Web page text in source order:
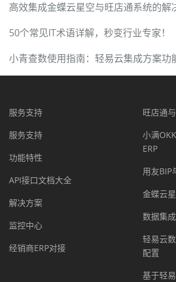
高效集成金蝶云星空与旺店通系统的解
50个常见IT术语详解，秒变行业专家！
小青查数使用指南：轻易云集成方案功
服务支持
服务支持
功能特性
API接口文档大全
解决方案
监控中心
经销商ERP对接
旺店通
小满
ERP
用友BIP
金蝶云
数据集
轻易云
配置
基于轻